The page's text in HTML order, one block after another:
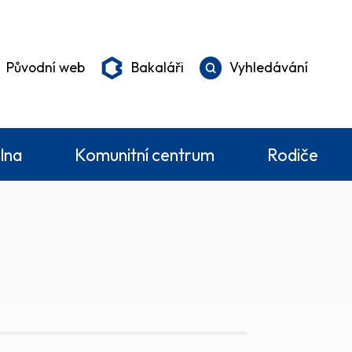
Původní web Bakaláři Vyhledávání
Komunitní centrum Rodiče